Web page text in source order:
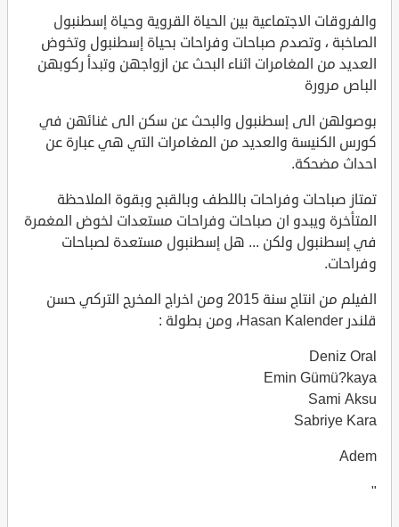
والفروقات الاجتماعية بين الحياة القروية وحياة إسطنبول
الصاخبة ، وتصدم صباحات وفراحات بحياة إسطنبول وتخوض
العديد من المغامرات اثناء البحث عن ازواجهن وتبدأ ركوبهن
الباص مرورة
بوصولهن الى إسطنبول والبحث عن سكن الى غنائهن في
كورس الكنيسة والعديد من المغامرات التي هي عبارة عن
احداث مضحكة.
تمتاز صباحات وفراحات باللطف وبالقبح وبقوة الملاحظة
المتأخرة ويبدو ان صباحات وفراحات مستعدات لخوض المغمرة
في إسطنبول ولكن ... هل إسطنبول مستعدة لصباحات
وفراحات.
الفيلم من انتاج سنة 2015 ومن اخراج المخرج التركي حسن
قلندر Hasan Kalender، ومن بطولة :
Deniz Oral
Emin Gümü?kaya
Sami Aksu
Sabriye Kara
Adem
"